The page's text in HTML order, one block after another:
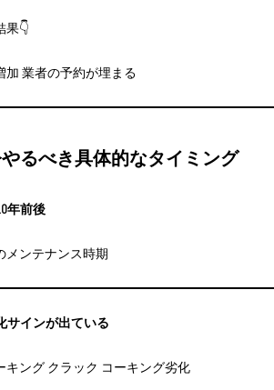
果👇
加 業者の予約が埋まる
るべき具体的なタイミング
年前後
メンテナンス時期
サインが出ている
キング クラック コーキング劣化